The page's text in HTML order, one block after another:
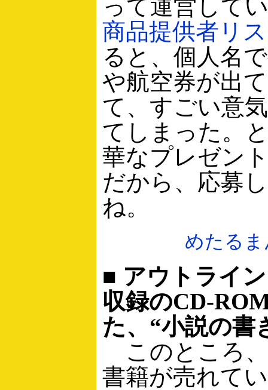
って運営して
商品提供者リ
ると、個人名
や航空券が出
て、すごい意
てしまった。
華なプレゼン
だから、応募
ね。
めたる
■ アウトライ
収録のCD-
た、“小説の書
このところ
書籍が売れて